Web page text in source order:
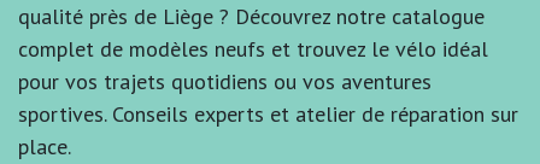
qualité près de Liège ? Découvrez notre catalogue
complet de modèles neufs et trouvez le vélo idéal
pour vos trajets quotidiens ou vos aventures
sportives. Conseils experts et atelier de réparation sur
place.